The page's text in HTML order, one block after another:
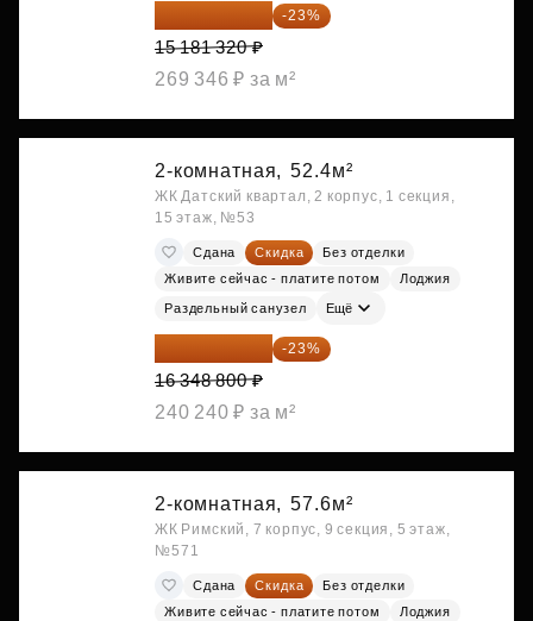
11 689 616 ₽ -23%
15 181 320 ₽
269 346 ₽ за м²
2-комнатная, 52.4м²
ЖК Датский квартал, 2 корпус, 1 секция,
15 этаж, №53
Сдана Скидка
Без отделки
Живите сейчас - платите потом
Лоджия
Раздельный санузел Ещё
12 588 576 ₽ -23%
16 348 800 ₽
240 240 ₽ за м²
2-комнатная, 57.6м²
ЖК Римский, 7 корпус, 9 секция, 5 этаж,
№571
Сдана Скидка
Без отделки
Живите сейчас - платите потом
Лоджия